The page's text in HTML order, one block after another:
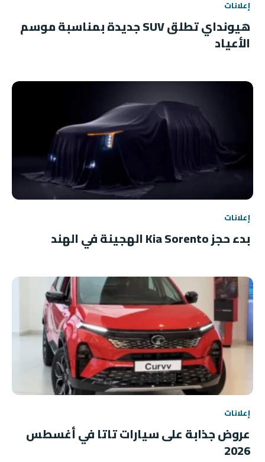
إعلانات
هيونداي تطلق SUV جديدة بمناسبة موسم
الأعياد
إعلانات
بدء حجز Kia Sorento الهجينة في الهند
إعلانات
عروض جذابة على سيارات تاتا في أغسطس
2026